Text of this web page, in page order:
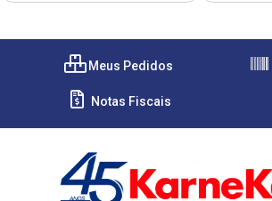
Meus Pedidos
Notas Fiscais